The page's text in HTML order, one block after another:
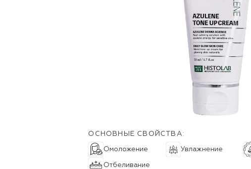
ОСНОВНЫЕ СВОЙСТВА:
Омоложение Увлажнение
Отбеливание